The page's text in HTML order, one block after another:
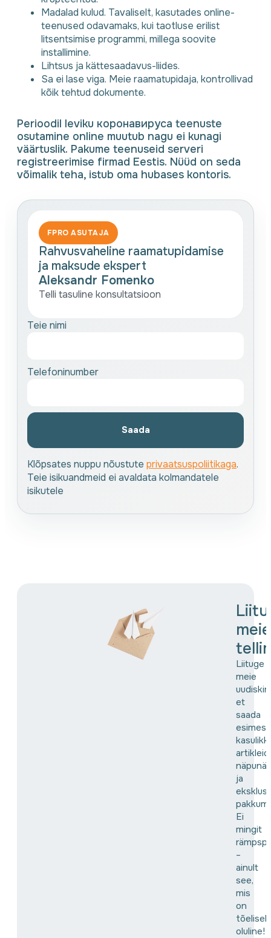
Madalad kulud. Tavaliselt, kasutades online-
teenused odavamaks, kui taotluse erilist
litsentsimise programmi, millega soovite
installimine.
Lihtsus ja kättesaadavus-liides.
Sa ei lase viga. Meie raamatupidaja, kontrollivad
kõik tehtud dokumente.
Perioodil leviku коронавируса teenuste
osutamine online muutub nagu ei kunagi
väärtuslik. Pakume teenuseid serveri
registreerimise firmad Eestis. Nüüd on seda
võimalik teha, istub oma hubases kontoris.
FPRO ASUTAJA
Rahvusvaheline raamatupidamise
ja maksude ekspert
Aleksandr Fomenko
Telli tasuline konsultatsioon
Teie nimi
Telefoninumber
Saada
Klõpsates nuppu nõustute privaatsuspoliitikaga.
Teie isikuandmeid ei avaldata kolmandatele
isikutele
meie
Liituge
meie
et
saada
artikleid,
ja
Ei
mingit
–
ainult
see,
mis
on
tõeliselt
oluline!